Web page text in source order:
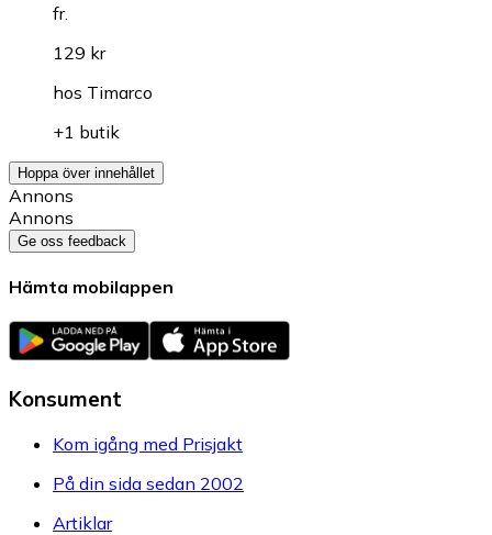
fr.
129 kr
hos Timarco
+1 butik
Hoppa över innehållet
Annons
Annons
Ge oss feedback
Hämta mobilappen
Konsument
Kom igång med Prisjakt
På din sida sedan 2002
Artiklar